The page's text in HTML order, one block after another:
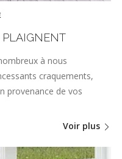
PLAIGNENT
à nous
craquements,
provenance de vos
Voir plus